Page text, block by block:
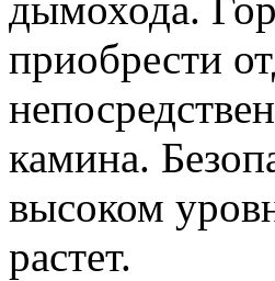
приобрести
камина.
высоком
растет.